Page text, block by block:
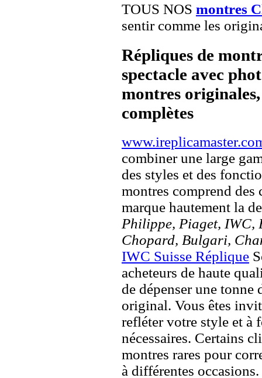
TOUS NOS montres
sentir comme les
Répliques de
spectacle avec
montres
complètes
combiner une large
des styles et des
montres comprend des
marque hautement la
Philippe, Piaget, IWC,
Chopard, Bulgari,
IWC Suisse Réplique
acheteurs de haute
de dépenser une
original. Vous êtes
refléter votre style et à
nécessaires. Certains
montres rares pour
à différentes